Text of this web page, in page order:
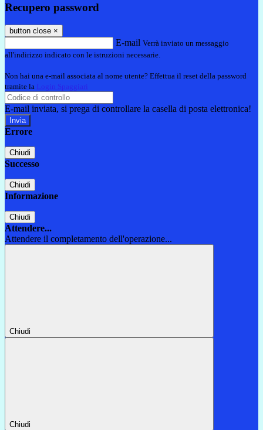
Recupero password
button close ×
E-mail Verrà inviato un messaggio
all'indirizzo indicato con le istruzioni necessarie.
Non hai una e-mail associata al nome utente? Effettua il reset della password
tramite la Login Spaggiari
E-mail inviata, si prega di controllare la casella di posta elettronica!
Errore
Chiudi
Successo
Chiudi
Informazione
Chiudi
Attendere...
Attendere il completamento dell'operazione...
Chiudi
Chiudi